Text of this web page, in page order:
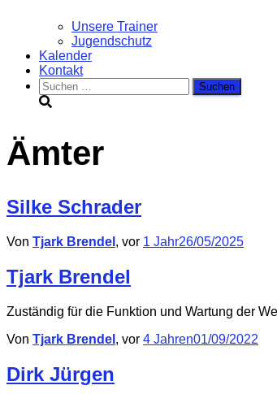
Unsere Trainer
Jugendschutz
Kalender
Kontakt
Suchen
nach:
Ämter
Silke Schrader
Von Tjark Brendel , vor 1 Jahr26/05/2025
Tjark Brendel
Zuständig für die Funktion und Wartung der
Von Tjark Brendel , vor 4 Jahren01/09/2022
Dirk Jürgen